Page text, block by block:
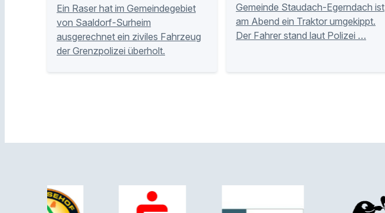
Ein Raser hat im Gemeindegebiet
von Saaldorf-Surheim
ausgerechnet ein ziviles Fahrzeug
der Grenzpolizei überholt.
Gemeinde Staudach-Egerndach ist
am Abend ein Traktor umgekippt.
Der Fahrer stand laut Polizei …